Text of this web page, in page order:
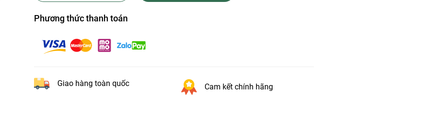
Phương thức thanh toán
Giao hàng toàn quốc Cam kết chính hãng